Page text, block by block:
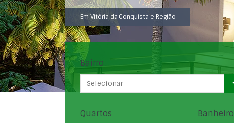
Em Vitória da Conquista e Região
Bairro
Selecionar
Quartos